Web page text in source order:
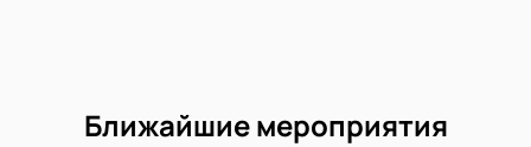
Ближайшие мероприятия